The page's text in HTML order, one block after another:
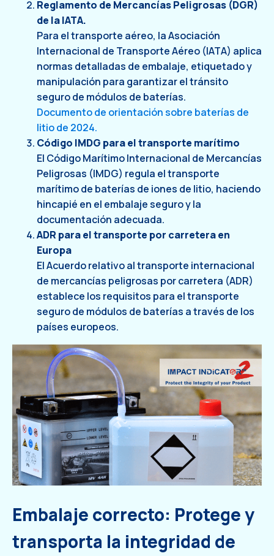
Reglamento de Mercancías Peligrosas (DGR)
de la IATA.
Para el transporte aéreo, la Asociación
Internacional de Transporte Aéreo (IATA) aplica
normas detalladas de embalaje, etiquetado y
manipulación para garantizar el tránsito
seguro de módulos de baterías.
Documento de orientación sobre baterías de
litio de 2024.
Código IMDG para el transporte marítimo
El Código Marítimo Internacional de Mercancías
Peligrosas (IMDG) regula el transporte
marítimo de baterías de iones de litio, haciendo
hincapié en el embalaje seguro y la
documentación adecuada.
ADR para el transporte por carretera en
Europa
El Acuerdo relativo al transporte internacional
de mercancías peligrosas por carretera (ADR)
establece los requisitos para el transporte
seguro de módulos de baterías a través de los
países europeos.
Embalaje correcto: Protege y
transporta la integridad de